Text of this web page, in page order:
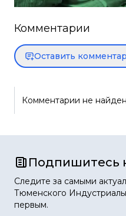
Комментарии
Оставить
Комментарии не
Подпишитесь
Следите за самыми
Тюменского
первым.